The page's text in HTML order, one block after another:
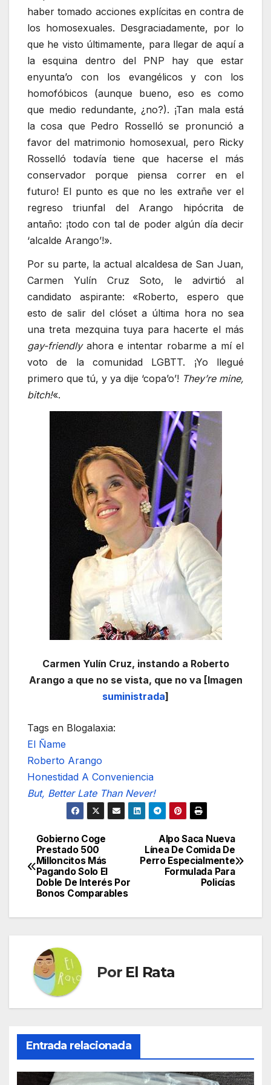
haber tomado acciones explícitas en contra de
los homosexuales. Desgraciadamente, por lo
que he visto últimamente, para llegar de aquí a
la esquina dentro del PNP hay que estar
enyunta’o con los evangélicos y con los
homofóbicos (aunque bueno, eso es como
que medio redundante, ¿no?). ¡Tan mala está
la cosa que Pedro Rosselló se pronunció a
favor del matrimonio homosexual, pero Ricky
Rosselló todavía tiene que hacerse el más
conservador porque piensa correr en el
futuro! El punto es que no les extrañe ver el
regreso triunfal del Arango hipócrita de
antaño: ¡todo con tal de poder algún día decir
‘alcalde Arango’!».
Por su parte, la actual alcaldesa de San Juan,
Carmen Yulín Cruz Soto, le advirtió al
candidato aspirante: «Roberto, espero que
esto de salir del clóset a última hora no sea
una treta mezquina tuya para hacerte el más
gay-friendlyahora e intentar robarme a mí el
voto de la comunidad LGBTT. ¡Yo llegué
primero que tú, y ya dije ‘copa’o’! They’re mine,
bitch!«.
Carmen Yulín Cruz, instando a Roberto
Arango a que no se vista, que no va [Imagen
suministrada]
Tags en Blogalaxia:
El Ñame
Roberto Arango
Honestidad A Conveniencia
But, Better Late Than Never!
Navegación
de
entradas
Alpo Saca Nueva
Línea De Comida De
Perro Especialmente
Formulada Para
Policías
Gobierno Coge
Prestado 500
Milloncitos Más
Pagando Solo El
Doble De Interés Por
Bonos Comparables
Por El Rata
Entrada relacionada